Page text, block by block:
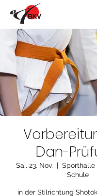
Dan-
Sa., 23. Nov.
  |
Sporthalle
Schule
in der Stilrichtung